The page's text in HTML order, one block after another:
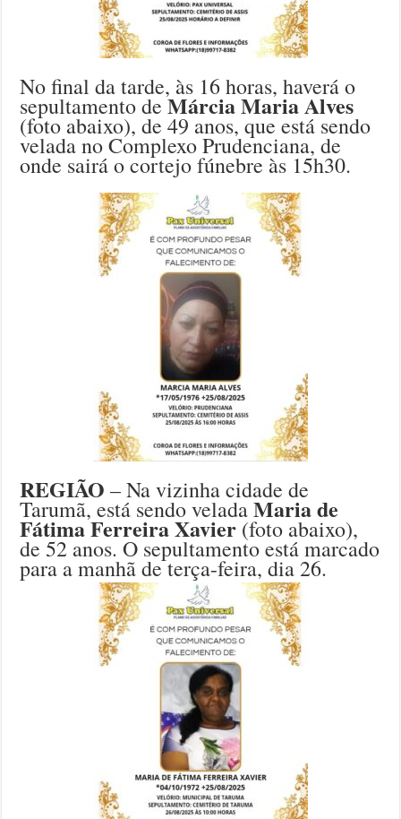
No final da tarde, às 16 horas, haverá o
sepultamento deMárcia Maria Alves
(foto abaixo), de 49 anos, que está sendo
velada no Complexo Prudenciana, de
onde sairá o cortejo fúnebre às 15h30.
REGIÃO – Na vizinha cidade de
Tarumã, está sendo veladaMaria de
Fátima Ferreira Xavier (foto abaixo),
de 52 anos. O sepultamento está marcado
para a manhã de terça-feira, dia 26.